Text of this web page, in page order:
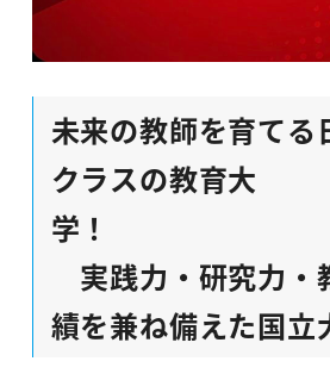
未来の教師を育てる
クラスの教育大
学
実践力・研究力・
績を兼ね備えた国立